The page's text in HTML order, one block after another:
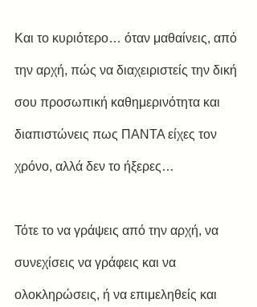
Και το κυριότερο… όταν μαθαίνεις, από
την αρχή, πώς να διαχειριστείς την δική
σου προσωπική καθημερινότητα και
διαπιστώνεις πως ΠΑΝΤΑ είχες τον
χρόνο, αλλά δεν το ήξερες…
Τότε το να γράψεις από την αρχή, να
συνεχίσεις να γράφεις και να
ολοκληρώσεις, ή να επιμεληθείς και